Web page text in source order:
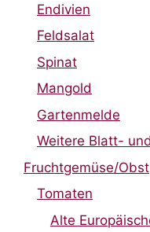
Endivien
Feldsalat
Spinat
Mangold
Gartenmelde
Weitere Blatt-
Fruchtgemüse/Obst
Tomaten
Alte